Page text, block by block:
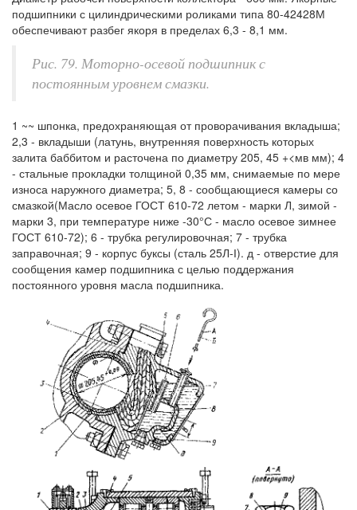
подшипники с цилиндрическими роликами типа 80-42428М
обеспечивают разбег якоря в пределах 6,3 - 8,1 мм.
Рис. 79. Моторно-осевой подшипник с
постоянным уровнем смазки.
1 ~~ шпонка, предохраняющая от проворачивания вкладыша;
2,3 - вкладыши (латунь, внутренняя поверхность которых
залита баббитом и расточена по диаметру 205, 45 +<мв мм); 4
- стальные прокладки толщиной 0,35 мм, снимаемые по мере
износа наружного диаметра; 5, 8 - сообщающиеся камеры со
смазкой(Масло осевое ГОСТ 610-72 летом - марки Л, зимой -
марки 3, при температуре ниже -30°С - масло осевое зимнее
ГОСТ 610-72); 6 - трубка регулировочная; 7 - трубка
заправочная; 9 - корпус буксы (сталь 25Л-І). д - отверстие для
сообщения камер подшипника с целью поддержания
постоянного уровня масла подшипника.